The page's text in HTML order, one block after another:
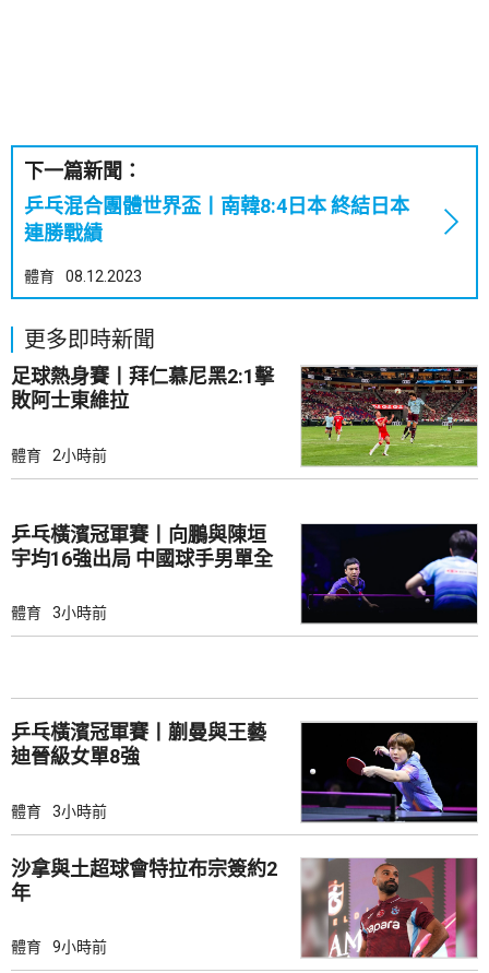
下一篇新聞：
乒乓混合團體世界盃丨南韓8:4日本 終結日本
連勝戰績
體育 08.12.2023
更多即時新聞
足球熱身賽丨拜仁慕尼黑2:1擊
敗阿士東維拉
體育 2小時前
乒乓橫濱冠軍賽丨向鵬與陳垣
宇均16強出局 中國球手男單全
體育 3小時前
乒乓橫濱冠軍賽丨蒯曼與王藝
迪晉級女單8強
體育 3小時前
沙拿與土超球會特拉布宗簽約2
年
體育 9小時前